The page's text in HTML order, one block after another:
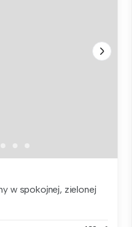
w spokojnej, zielonej